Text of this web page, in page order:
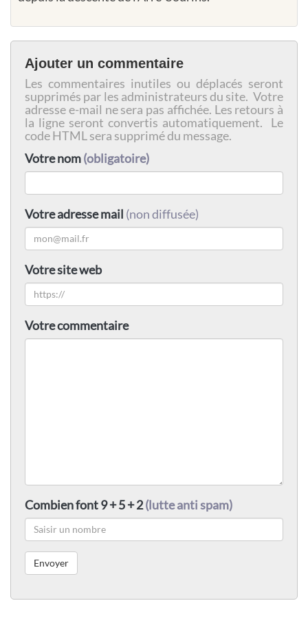
Ajouter un commentaire
Les commentaires inutiles ou déplacés seront
supprimés par les administrateurs du site. Votre
adresse e-mail ne sera pas affichée. Les retours à
la ligne seront convertis automatiquement. Le
code HTML sera supprimé du message.
Votre nom(obligatoire)
Votre adresse mail (non diffusée)
Votre site web
Votre commentaire
Combien font 9 + 5 + 2(lutte anti spam)